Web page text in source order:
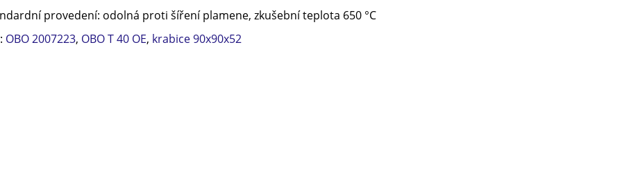
provedení: odolná proti šíření plamene, zkušební teplota 650 °C
OBO 2007223, OBO T 40 OE, krabice 90x90x52